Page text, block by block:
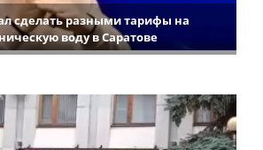
сделать разными тарифы на
воду в Саратове